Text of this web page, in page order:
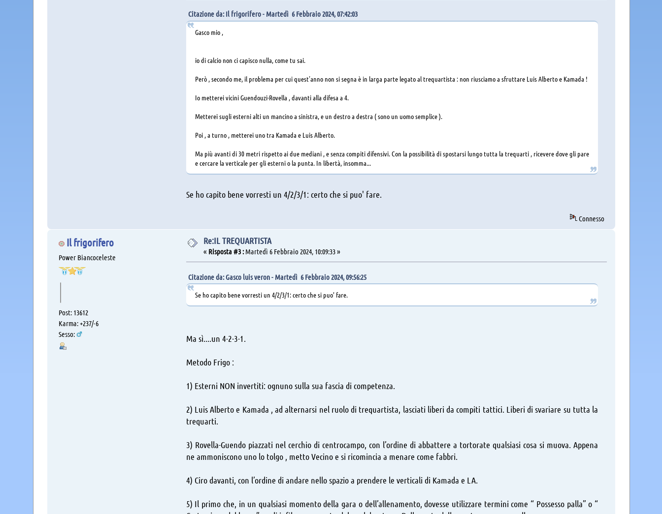
Citazione da: Il frigorifero - Martedì 6 Febbraio 2024, 07:42:03
Gasco mio ,
io di calcio non ci capisco nulla, come tu sai.
Però , secondo me, il problema per cui quest’anno non si segna è in larga parte legato al trequartista : non riusciamo a sfruttare Luis Alberto e Kamada !
Io metterei vicini Guendouzi-Rovella , davanti alla difesa a 4.
Metterei sugli esterni alti un mancino a sinistra, e un destro a destra ( sono un uomo semplice ).
Poi , a turno , metterei uno tra Kamada e Luis Alberto.
Ma più avanti di 30 metri rispetto ai due mediani , e senza compiti difensivi. Con la possibilità di spostarsi lungo tutta la trequarti , ricevere dove gli pare
e cercare la verticale per gli esterni o la punta. In libertà, insomma...
Se ho capito bene vorresti un 4/2/3/1: certo che si puo' fare.
Connesso
Il frigorifero
Power Biancoceleste
Post: 13612
Karma: +237/-6
Sesso:
Re:IL TREQUARTISTA
« Risposta #3 :Martedì 6 Febbraio 2024, 10:09:33 »
Citazione da: Gasco luis veron - Martedì 6 Febbraio 2024, 09:56:25
Se ho capito bene vorresti un 4/2/3/1: certo che si puo' fare.
Ma sì....un 4-2-3-1.
Metodo Frigo :
1) Esterni NON invertiti: ognuno sulla sua fascia di competenza.
2) Luis Alberto e Kamada , ad alternarsi nel ruolo di trequartista, lasciati liberi da compiti tattici. Liberi di svariare su tutta la
trequarti.
3) Rovella-Guendo piazzati nel cerchio di centrocampo, con l’ordine di abbattere a tortorate qualsiasi cosa si muova. Appena
ne ammoniscono uno lo tolgo , metto Vecino e si ricomincia a menare come fabbri.
4) Ciro davanti, con l’ordine di andare nello spazio a prendere le verticali di Kamada e LA.
5) Il primo che, in un qualsiasi momento della gara o dell’allenamento, dovesse utilizzare termini come “ Possesso palla” o “